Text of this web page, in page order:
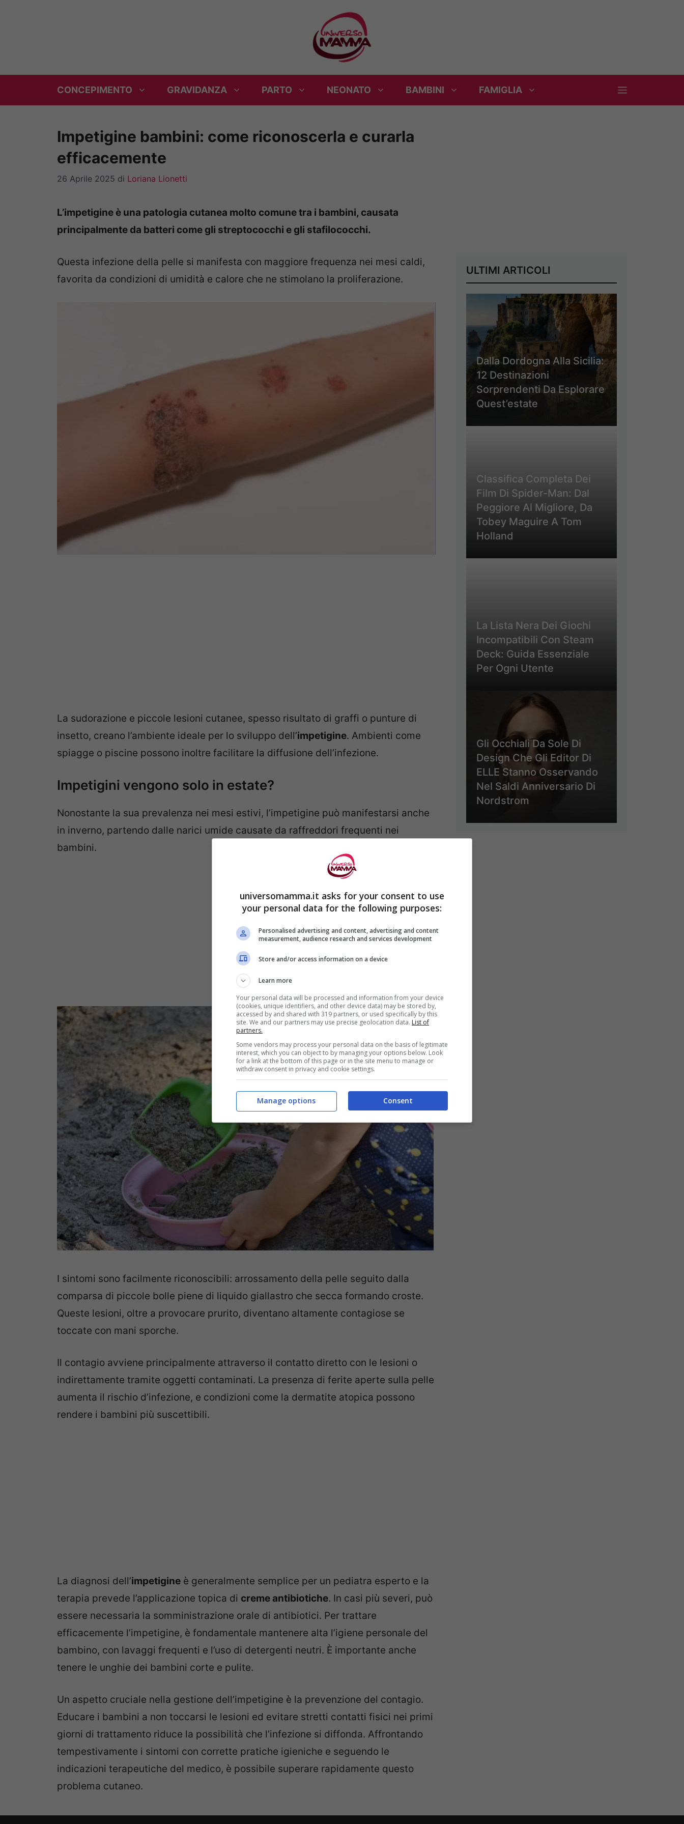
CONCEPIMENTO GRAVIDANZA PARTO NEONATO BAMBINI FAMIGLIA
Impetigine bambini: come riconoscerla e curarla
efficacemente
26 Aprile 2025 di Loriana Lionetti
L’impetigine è una patologia cutanea molto comune tra i bambini, causata
principalmente da batteri come gli streptococchi e gli stafilococchi.
Questa infezione della pelle si manifesta con maggiore frequenza nei mesi caldi,
favorita da condizioni di umidità e calore che ne stimolano la proliferazione.
La sudorazione e piccole lesioni cutanee, spesso risultato di graffi o punture di
insetto, creano l’ambiente ideale per lo sviluppo dell’impetigine. Ambienti come
spiagge o piscine possono inoltre facilitare la diffusione dell’infezione.
Impetigini vengono solo in estate?
Nonostante la sua prevalenza nei mesi estivi, l’impetigine può manifestarsi anche
in inverno, partendo dalle narici umide causate da raffreddori frequenti nei
bambini.
I sintomi sono facilmente riconoscibili: arrossamento della pelle seguito dalla
comparsa di piccole bolle piene di liquido giallastro che secca formando croste.
Queste lesioni, oltre a provocare prurito, diventano altamente contagiose se
toccate con mani sporche.
Il contagio avviene principalmente attraverso il contatto diretto con le lesioni o
indirettamente tramite oggetti contaminati. La presenza di ferite aperte sulla pelle
aumenta il rischio d’infezione, e condizioni come la dermatite atopica possono
rendere i bambini più suscettibili.
La diagnosi dell’impetigine è generalmente semplice per un pediatra esperto e la
terapia prevede l’applicazione topica di creme antibiotiche. In casi più severi, può
essere necessaria la somministrazione orale di antibiotici. Per trattare
efficacemente l’impetigine, è fondamentale mantenere alta l’igiene personale del
bambino, con lavaggi frequenti e l’uso di detergenti neutri. È importante anche
tenere le unghie dei bambini corte e pulite.
Un aspetto cruciale nella gestione dell’impetigine è la prevenzione del contagio.
Educare i bambini a non toccarsi le lesioni ed evitare stretti contatti fisici nei primi
giorni di trattamento riduce la possibilità che l’infezione si diffonda. Affrontando
tempestivamente i sintomi con corrette pratiche igieniche e seguendo le
indicazioni terapeutiche del medico, è possibile superare rapidamente questo
problema cutaneo.
ULTIMI ARTICOLI
Dalla Dordogna Alla Sicilia:
12 Destinazioni
Sorprendenti Da Esplorare
Quest’estate
Classifica Completa Dei
Film Di Spider-Man: Dal
Peggiore Al Migliore, Da
Tobey Maguire A Tom
Holland
La Lista Nera Dei Giochi
Incompatibili Con Steam
Deck: Guida Essenziale
Per Ogni Utente
Gli Occhiali Da Sole Di
Design Che Gli Editor Di
ELLE Stanno Osservando
Nel Saldi Anniversario Di
Nordstrom
universomamma.it asks for your consent to use
your personal data for the following purposes:
Personalised advertising and content, advertising and content
measurement, audience research and services development
Store and/or access information on a device
Learn more
Your personal data will be processed and information from your device
(cookies, unique identifiers, and other device data) may be stored by,
accessed by and shared with 319 partners, or used specifically by this
site. We and our partners may use precise geolocation data. List of
partners.
Some vendors may process your personal data on the basis of legitimate
interest, which you can object to by managing your options below. Look
for a link at the bottom of this page or in the site menu to manage or
withdraw consent in privacy and cookie settings.
Consent
Manage options